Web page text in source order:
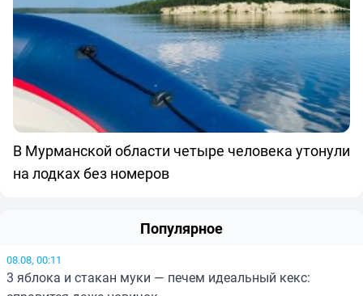
В Мурманской области четыре человека утонули
на лодках без номеров
Популярное
08.08, 00:11
3 яблока и стакан муки — печем идеальный кекс: